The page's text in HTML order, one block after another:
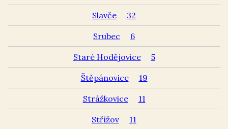
Slavče 32
Srubec 6
Staré Hodějovice 5
Štěpánovice 19
Strážkovice 11
Střížov 11